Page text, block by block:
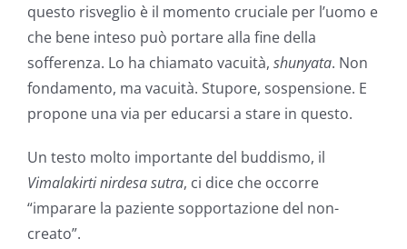
questo risveglio è il momento cruciale per l’uomo e
che bene inteso può portare alla fine della
sofferenza. Lo ha chiamato vacuità, shunyata. Non
fondamento, ma vacuità. Stupore, sospensione. E
propone una via per educarsi a stare in questo.
Un testo molto importante del buddismo, il
Vimalakirti nirdesa sutra, ci dice che occorre
“imparare la paziente sopportazione del non-
creato”.